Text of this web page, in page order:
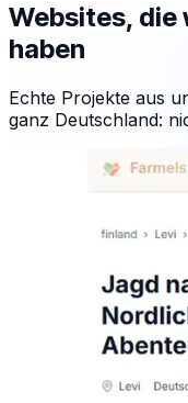
Websites,
haben
Echte Projekte aus
ganz Deutschland: